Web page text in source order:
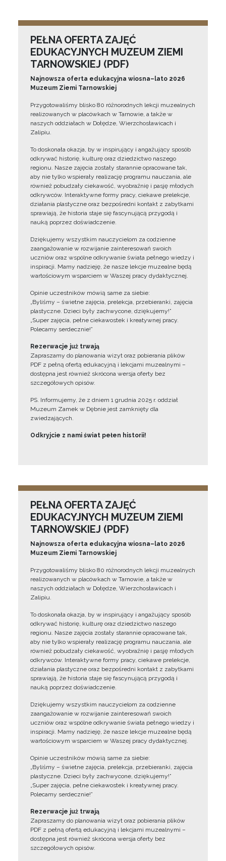
PEŁNA OFERTA ZAJĘĆ
EDUKACYJNYCH MUZEUM ZIEMI
TARNOWSKIEJ (PDF)
Najnowsza oferta edukacyjna wiosna–lato 2026
Muzeum Ziemi Tarnowskiej
Przygotowaliśmy blisko 80 różnorodnych lekcji muzealnych
realizowanych w placówkach w Tarnowie, a także w
naszych oddziałach w Dołędze, Wierzchosławicach i
Zalipiu.
To doskonała okazja, by w inspirujący i angażujący sposób
odkrywać historię, kulturę oraz dziedzictwo naszego
regionu. Nasze zajęcia zostały starannie opracowane tak,
aby nie tylko wspierały realizację programu nauczania, ale
również pobudzały ciekawość, wyobraźnię i pasję młodych
odkrywców. Interaktywne formy pracy, ciekawe prelekcje,
działania plastyczne oraz bezpośredni kontakt z zabytkami
sprawiają, że historia staje się fascynującą przygodą i
nauką poprzez doświadczenie.
Dziękujemy wszystkim nauczycielom za codzienne
zaangażowanie w rozwijanie zainteresowań swoich
uczniów oraz wspólne odkrywanie świata pełnego wiedzy i
inspiracji. Mamy nadzieję, że nasze lekcje muzealne będą
wartościowym wsparciem w Waszej pracy dydaktycznej.
Opinie uczestników mówią same za siebie:
„Byliśmy – świetne zajęcia, prelekcja, przebieranki, zajęcia
plastyczne. Dzieci były zachwycone, dziękujemy!”
„Super zajęcia, pełne ciekawostek i kreatywnej pracy.
Polecamy serdecznie!”
Rezerwacje już trwają
Zapraszamy do planowania wizyt oraz pobierania plików
PDF z pełną ofertą edukacyjną i lekcjami muzealnymi –
dostępna jest również skrócona wersja oferty bez
szczegółowych opisów.
PS. Informujemy, że z dniem 1 grudnia 2025 r. oddział
Muzeum Zamek w Dębnie jest zamknięty dla
zwiedzających.
Odkryjcie z nami świat pełen historii!
PEŁNA OFERTA ZAJĘĆ
EDUKACYJNYCH MUZEUM ZIEMI
TARNOWSKIEJ (PDF)
Najnowsza oferta edukacyjna wiosna–lato 2026
Muzeum Ziemi Tarnowskiej
Przygotowaliśmy blisko 80 różnorodnych lekcji muzealnych
realizowanych w placówkach w Tarnowie, a także w
naszych oddziałach w Dołędze, Wierzchosławicach i
Zalipiu.
To doskonała okazja, by w inspirujący i angażujący sposób
odkrywać historię, kulturę oraz dziedzictwo naszego
regionu. Nasze zajęcia zostały starannie opracowane tak,
aby nie tylko wspierały realizację programu nauczania, ale
również pobudzały ciekawość, wyobraźnię i pasję młodych
odkrywców. Interaktywne formy pracy, ciekawe prelekcje,
działania plastyczne oraz bezpośredni kontakt z zabytkami
sprawiają, że historia staje się fascynującą przygodą i
nauką poprzez doświadczenie.
Dziękujemy wszystkim nauczycielom za codzienne
zaangażowanie w rozwijanie zainteresowań swoich
uczniów oraz wspólne odkrywanie świata pełnego wiedzy i
inspiracji. Mamy nadzieję, że nasze lekcje muzealne będą
wartościowym wsparciem w Waszej pracy dydaktycznej.
Opinie uczestników mówią same za siebie:
„Byliśmy – świetne zajęcia, prelekcja, przebieranki, zajęcia
plastyczne. Dzieci były zachwycone, dziękujemy!”
„Super zajęcia, pełne ciekawostek i kreatywnej pracy.
Polecamy serdecznie!”
Rezerwacje już trwają
Zapraszamy do planowania wizyt oraz pobierania plików
PDF z pełną ofertą edukacyjną i lekcjami muzealnymi –
dostępna jest również skrócona wersja oferty bez
szczegółowych opisów.